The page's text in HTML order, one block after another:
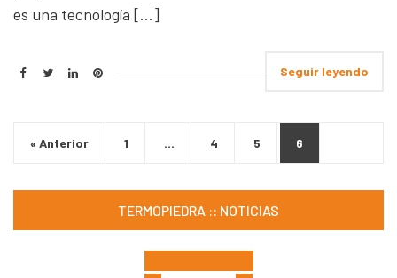
es una tecnología […]
Seguir leyendo
« Anterior 1 … 4 5 6
TERMOPIEDRA :: NOTICIAS